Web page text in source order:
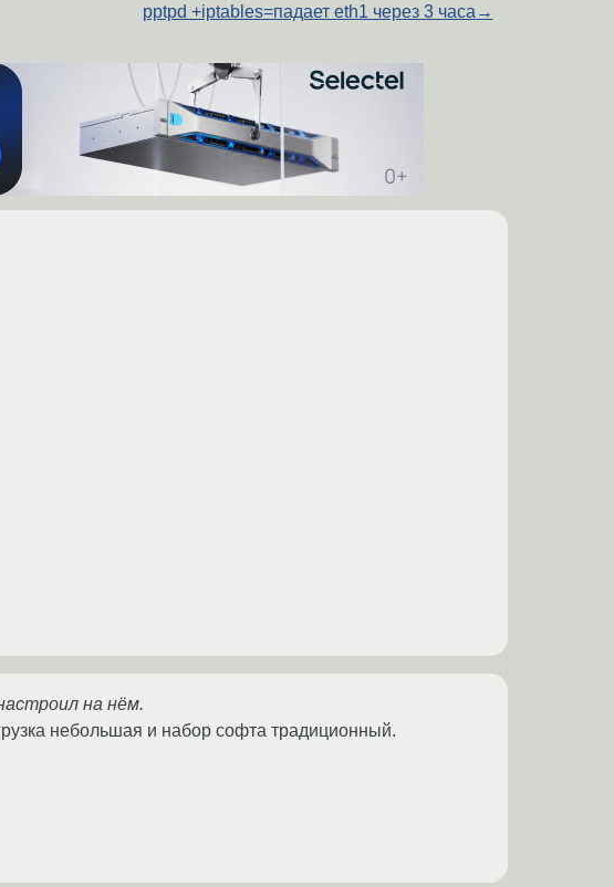
pptpd +iptables=падает eth1 через 3 часа →
на нём.
небольшая и набор софта традиционный.